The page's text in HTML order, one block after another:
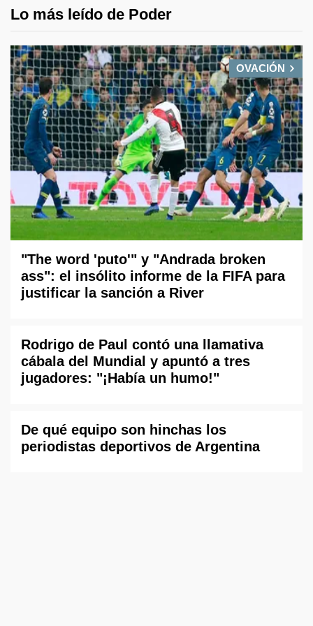
Lo más leído de Poder
OVACIÓN
"The word 'puto'" y "Andrada broken
ass": el insólito informe de la FIFA para
justificar la sanción a River
Rodrigo de Paul contó una llamativa
cábala del Mundial y apuntó a tres
jugadores: "¡Había un humo!"
De qué equipo son hinchas los
periodistas deportivos de Argentina